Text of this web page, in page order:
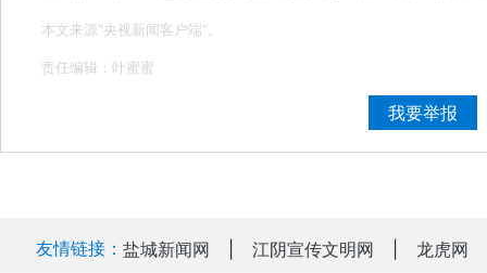
本文来源"央视新闻客户端"。
责任编辑：叶蜜蜜
我要举报
友情链接： 盐城新闻网 江阴宣传文明网 龙虎网